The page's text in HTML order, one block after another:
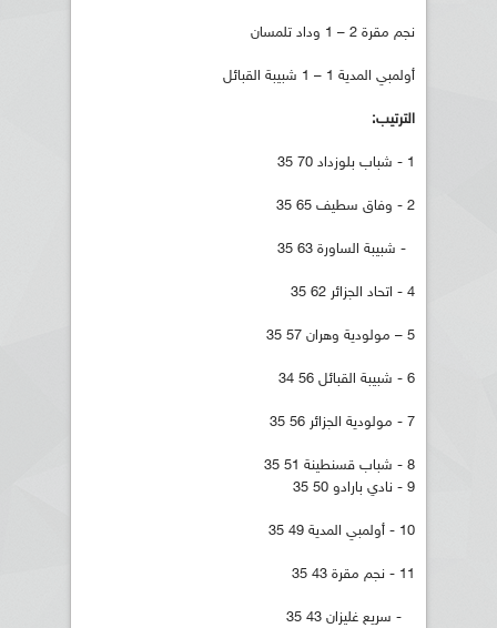
نجم مقرة 2 – 1 وداد تلمسان
أولمبي المدية 1 – 1 شبيبة القبائل
الترتيب:
1 - شباب بلوزداد 70 35
2 - وفاق سطيف 65 35
- شبيبة الساورة 63 35
4 - اتحاد الجزائر 62 35
5 – مولودية وهران 57 35
6 - شبيبة القبائل 56 34
7 - مولودية الجزائر 56 35
8 - شباب قسنطينة 51 35
9 - نادي بارادو 50 35
10 - أولمبي المدية 49 35
11 - نجم مقرة 43 35
- سريع غليزان 43 35